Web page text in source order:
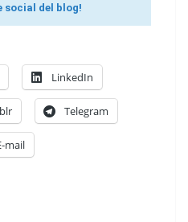
social del blog!
LinkedIn
Telegram
mail